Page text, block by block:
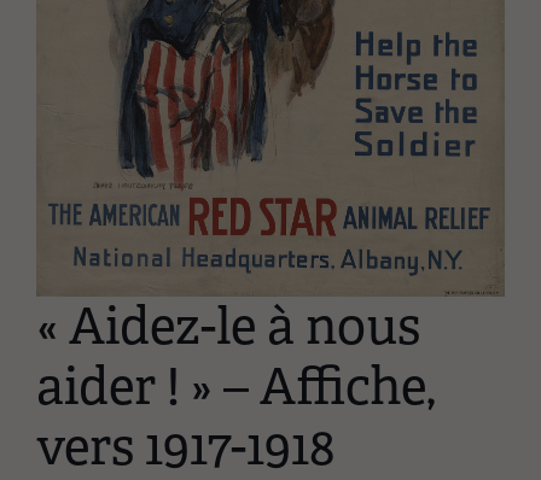
« Aidez-le à nous
aider ! » – Affiche,
vers 1917-1918